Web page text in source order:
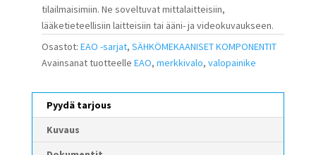
tilailmaisimiin. Ne soveltuvat mittalaitteisiin,
lääketieteellisiin laitteisiin tai ääni- ja videokuvaukseen.
Osastot: EAO -sarjat, SÄHKÖMEKAANISET KOMPONENTIT
Avainsanat tuotteelle EAO, merkkivalo, valopainike
Pyydä tarjous
Kuvaus